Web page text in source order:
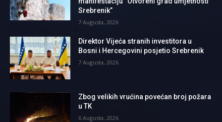
Srebrenik”
7 Augusta, 2026
Direktor Vijeća stranih investitora u
Bosni i Hercegovini posjetio Srebrenik
7 Augusta, 2026
Zbog velikih vrućina povećan broj požara
u TK
6 Augusta, 2026